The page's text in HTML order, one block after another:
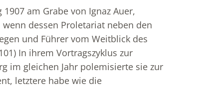
am Grabe von Ignaz Auer,
dessen Proletariat neben den
und Führer vom Weitblick des
In ihrem Vortragszyklus zur
im gleichen Jahr polemisierte sie zur
letztere habe wie die